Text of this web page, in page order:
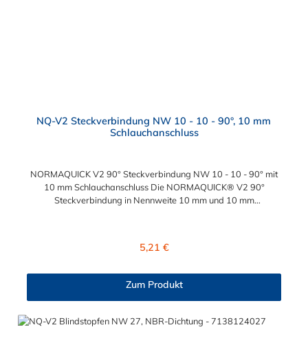
NQ-V2 Steckverbindung NW 10 - 10 - 90°, 10 mm
Schlauchanschluss
NORMAQUICK V2 90° Steckverbindung NW 10 - 10 - 90° mit
10 mm Schlauchanschluss Die NORMAQUICK® V2 90°
Steckverbindung in Nennweite 10 mm und 10 mm
Kunststoff (Polyamid 6 mit 30 % Glasfaser oder Polyamid 12
unterschiedliche Anschlussarten, ideal zum Verbinden von
medienführenden Leitungen im Automobilbau. Die
Steckverbindung mit 10 mm Schlauchanschluss verbindet
sowohl Leitung mit Leitung, als auch Leitung mit Aggregat:
Regulärer Preis:
5,21 €
Zum Produkt